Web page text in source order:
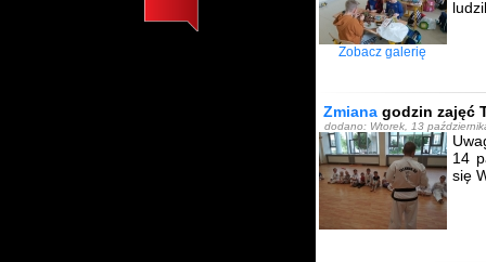
Zobacz galerię
Zmiana godzin zajęć
dodano: Wtorek, 13
14
się